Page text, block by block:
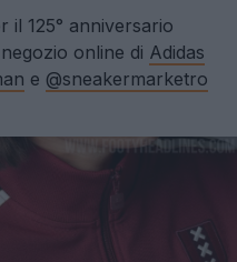
il 125° anniversario
online di Adidas
e @sneakermarketro